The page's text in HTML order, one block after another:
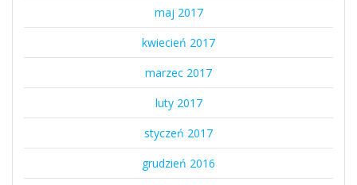
maj 2017
kwiecień 2017
marzec 2017
luty 2017
styczeń 2017
grudzień 2016